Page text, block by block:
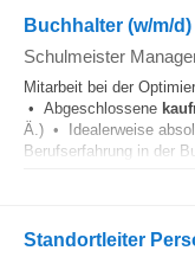
Buchhalter (w/m/
Schulmeister
Mitarbeit bei der
• Abgeschlossene
Ä.) • Idealerweise
Berufserfahrung in der
Standortleiter